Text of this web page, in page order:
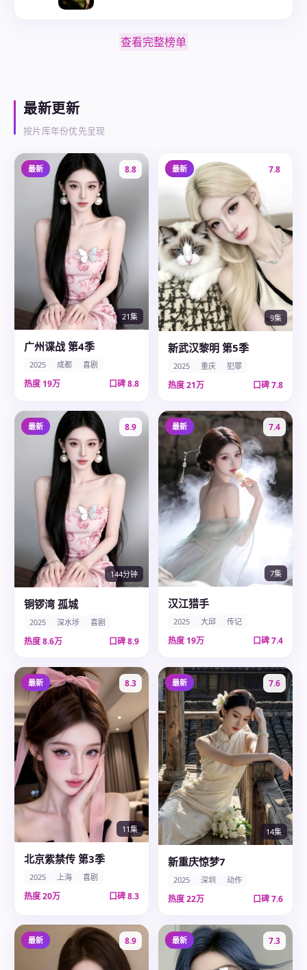
查看完整榜单
最新更新
按片库年份优先呈现
最新 8.8
21集
广州谍战 第4季
2025 成都 喜剧
热度 19万 口碑8.8
最新 7.8
9集
新武汉黎明 第5季
2025 重庆 犯罪
热度21万 口碑7.8
最新 8.9
144分钟
铜锣湾 孤城
2025 深水埗 喜剧
热度8.6万 口碑8.9
最新 7.4
7集
汉江猎手
2025 大邱 传记
热度 19万 口碑7.4
最新 8.3
11集
北京紫禁传 第3季
2025 上海 喜剧
热度20万 口碑8.3
最新 7.6
14集
新重庆惊梦7
2025 深圳 动作
热度22万 口碑7.6
最新 8.9 最新 7.3